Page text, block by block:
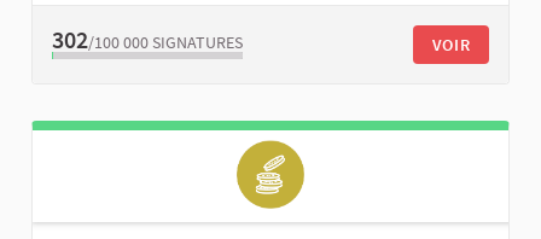
302/100 000 SIGNATURES VOIR